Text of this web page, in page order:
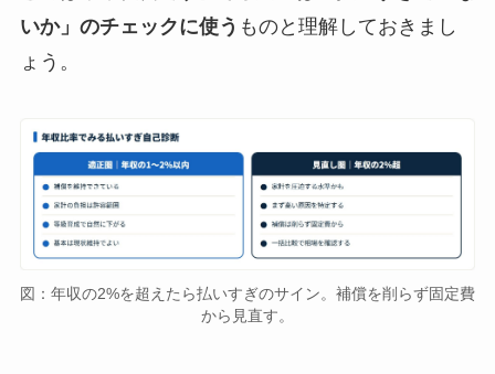
いか」のチェックに使う ものと理解しておきまし
ょう。
図：年収の2%を超えたら払いすぎのサイン。補償を削らず固定費
から見直す。